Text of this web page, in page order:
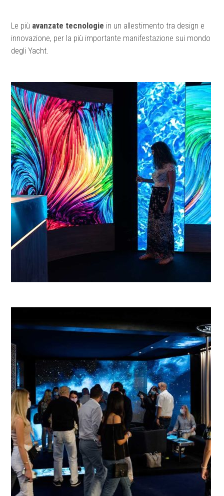
Le più avanzate tecnologie in un allestimento tra design e
innovazione, per la più importante manifestazione sui mondo
degli Yacht.